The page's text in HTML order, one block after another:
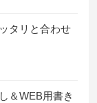
タリと合わせ
＆WEB用書き